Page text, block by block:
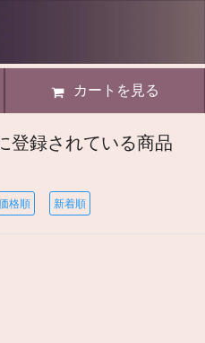
カートを見る
登録されている商品
格順 新着順